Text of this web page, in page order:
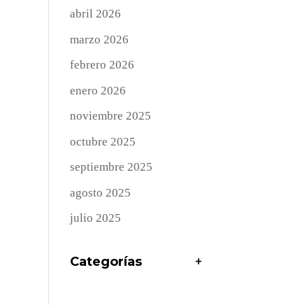
abril 2026
marzo 2026
febrero 2026
enero 2026
noviembre 2025
octubre 2025
septiembre 2025
agosto 2025
julio 2025
Categorías +